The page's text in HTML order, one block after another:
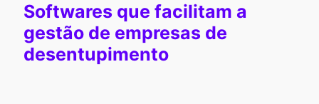
Softwares que facilitam a
gestão de empresas de
desentupimento